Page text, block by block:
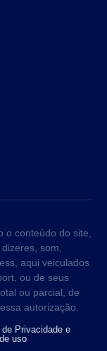
o conteúdo do site,
som,
aqui veiculados
ou de seus
ou parcial, de
autorização.
Privacidade e
uso